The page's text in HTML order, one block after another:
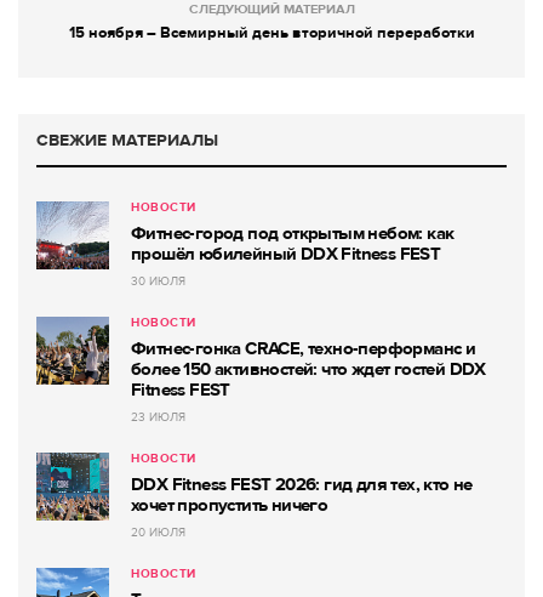
СЛЕДУЮЩИЙ МАТЕРИАЛ
15 ноября – Всемирный день вторичной переработки
СВЕЖИЕ МАТЕРИАЛЫ
НОВОСТИ
Фитнес-город под открытым небом: как
прошёл юбилейный DDX Fitness FEST
30 ИЮЛЯ
НОВОСТИ
Фитнес-гонка CRACE, техно-перформанс и
более 150 активностей: что ждет гостей DDX
Fitness FEST
23 ИЮЛЯ
НОВОСТИ
DDX Fitness FEST 2026: гид для тех, кто не
хочет пропустить ничего
20 ИЮЛЯ
НОВОСТИ